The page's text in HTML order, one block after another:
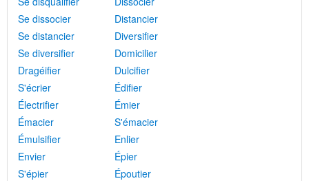
Se dissocier
Distancier
Se distancier
Diversifier
Se diversifier
Domicilier
Dragéifier
Dulcifier
S'écrier
Édifier
Électrifier
Émier
Émacier
S'émacier
Émulsifier
Enlier
Envier
Épier
S'épier
Époutier